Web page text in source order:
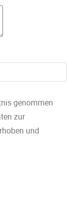
genommen
zur
und